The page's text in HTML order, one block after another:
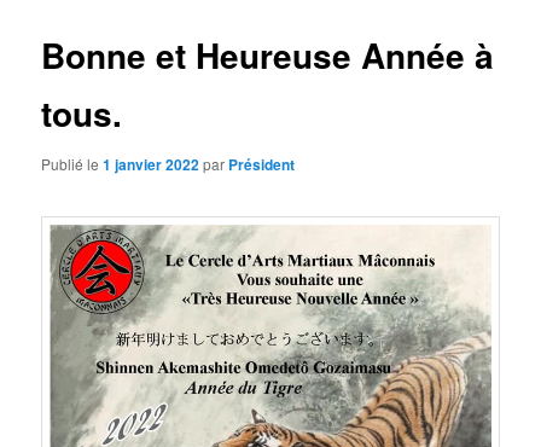
Bonne et Heureuse Année à
tous.
Publié le1 janvier 2022par Président